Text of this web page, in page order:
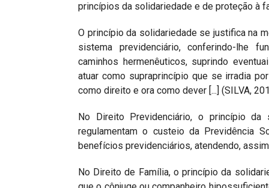
princípios da solidariedade e de proteção à
O princípio da solidariedade se justifica na
sistema previdenciário, conferindo-lhe
caminhos hermenêuticos, suprindo
atuar como supraprincípio que se irradia
como direito e ora como dever [...] (SILVA,
No Direito Previdenciário, o princípio da
regulamentam o custeio da Previdência
benefícios previdenciários, atendendo,
No Direito de Família, o princípio da